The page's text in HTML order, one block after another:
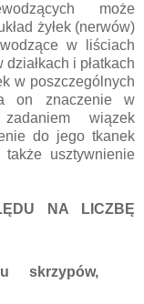
może
żyłek (nerwów)
w liściach
i płatkach
w poszczególnych
on znaczenie w
wiązek
do jego tkanek
usztywnienie
NA LICZBĘ
skrzypów,